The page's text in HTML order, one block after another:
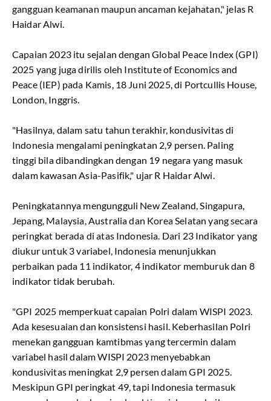
gangguan keamanan maupun ancaman kejahatan," jelas R
Haidar Alwi.
Capaian 2023 itu sejalan dengan Global Peace Index (GPI)
2025 yang juga dirilis oleh Institute of Economics and
Peace (IEP) pada Kamis, 18 Juni 2025, di Portcullis House,
London, Inggris.
"Hasilnya, dalam satu tahun terakhir, kondusivitas di
Indonesia mengalami peningkatan 2,9 persen. Paling
tinggi bila dibandingkan dengan 19 negara yang masuk
dalam kawasan Asia-Pasifik," ujar R Haidar Alwi.
Peningkatannya mengungguli New Zealand, Singapura,
Jepang, Malaysia, Australia dan Korea Selatan yang secara
peringkat berada di atas Indonesia. Dari 23 Indikator yang
diukur untuk 3 variabel, Indonesia menunjukkan
perbaikan pada 11 indikator, 4 indikator memburuk dan 8
indikator tidak berubah.
"GPI 2025 memperkuat capaian Polri dalam WISPI 2023.
Ada kesesuaian dan konsistensi hasil. Keberhasilan Polri
menekan gangguan kamtibmas yang tercermin dalam
variabel hasil dalam WISPI 2023 menyebabkan
kondusivitas meningkat 2,9 persen dalam GPI 2025.
Meskipun GPI peringkat 49, tapi Indonesia termasuk